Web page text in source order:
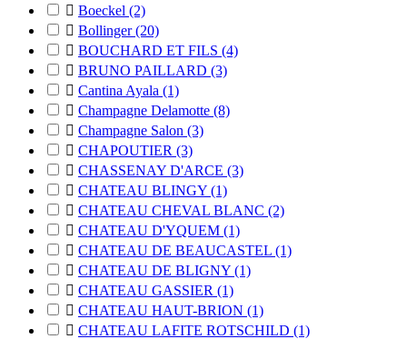
 Boeckel (2)
 Bollinger(20)
 BOUCHARD ET FILS (4)
 BRUNO PAILLARD (3)
 Cantina Ayala (1)
 Champagne Delamotte (8)
 Champagne Salon (3)
 CHAPOUTIER (3)
 CHASSENAY D'ARCE (3)
 CHATEAU BLINGY (1)
 CHATEAU CHEVAL BLANC (2)
 CHATEAU D'YQUEM (1)
 CHATEAU DE BEAUCASTEL (1)
 CHATEAU DE BLIGNY (1)
 CHATEAU GASSIER (1)
 CHATEAU HAUT-BRION (1)
 CHATEAU LAFITE ROTSCHILD (1)